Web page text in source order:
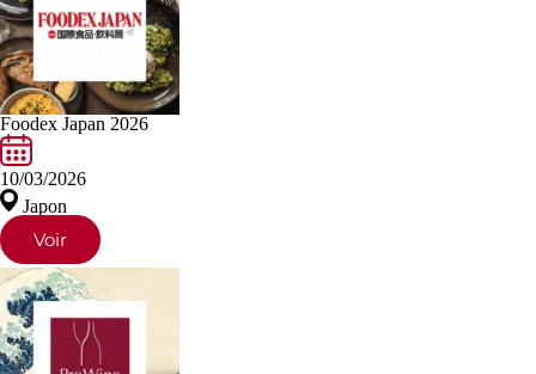
Foodex Japan 2026
10/03/2026
Japon
Voir